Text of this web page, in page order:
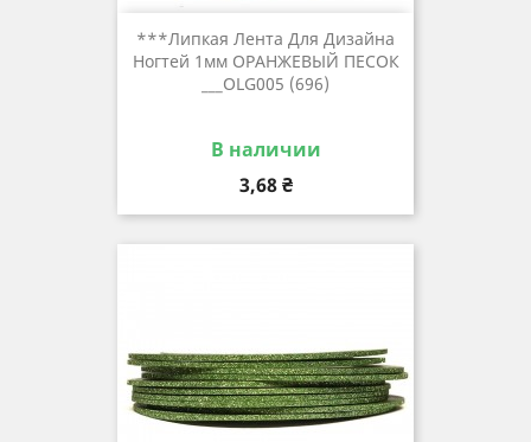
***Липкая Лента Для Дизайна
Ногтей 1мм ОРАНЖЕВЫЙ ПЕСОК
___OLG005 (696)
В наличии
Цена
3,68 ₴